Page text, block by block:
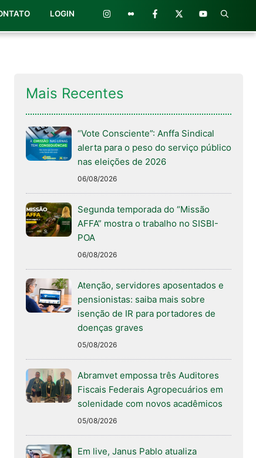
LOGIN
Mais Recentes
“Vote Consciente”: Anffa Sindical
alerta para o peso do serviço público
nas eleições de 2026
06/08/2026
Segunda temporada do “Missão
AFFA” mostra o trabalho no SISBI-
POA
06/08/2026
Atenção, servidores aposentados e
pensionistas: saiba mais sobre
isenção de IR para portadores de
doenças graves
05/08/2026
Abramvet empossa três Auditores
Fiscais Federais Agropecuários em
solenidade com novos acadêmicos
05/08/2026
Em live, Janus Pablo atualiza